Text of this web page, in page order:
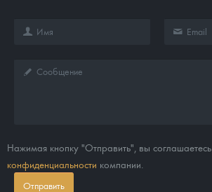
Нажимая кнопку "Отправить", вы соглашаетесь
конфиденциальности компании.
Отправить